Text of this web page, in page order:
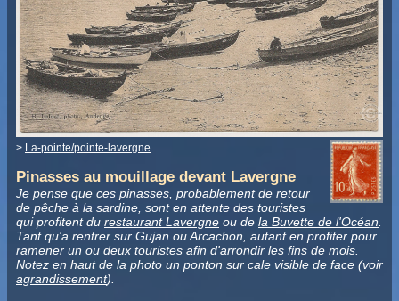
> La-pointe/pointe-lavergne
Pinasses au mouillage devant Lavergne
Je pense que ces pinasses, probablement de retour
de pêche à la sardine, sont en attente des touristes
qui profitent du restaurant Lavergne ou de la Buvette de l'Océan.
Tant qu'a rentrer sur Gujan ou Arcachon, autant en profiter pour
ramener un ou deux touristes afin d'arrondir les fins de mois.
Notez en haut de la photo un ponton sur cale visible de face (voir
agrandissement).